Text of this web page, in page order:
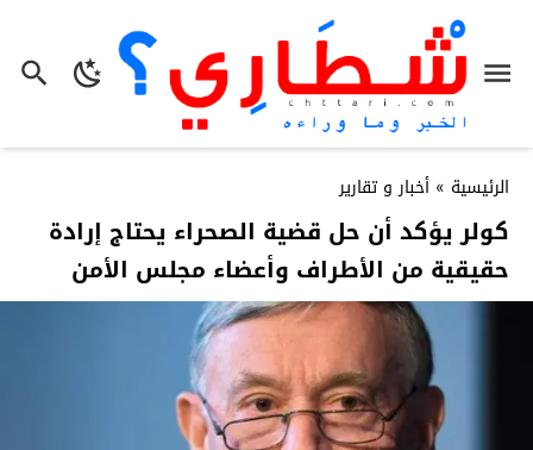
الرئيسية » أخبار و تقارير
كولر يؤكد أن حل قضية الصحراء يحتاج إرادة
حقيقية من الأطراف وأعضاء مجلس الأمن